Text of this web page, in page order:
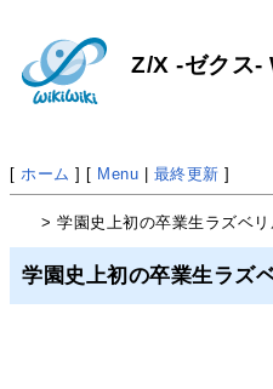
Z/X -ゼクス-
[ ホーム ] [ Menu | 最終更新 ]
> 学園史上初の卒業生ラズベリ
学園史上初の卒業生ラズ